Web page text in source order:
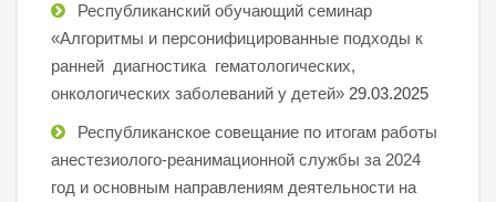
Республиканский обучающий семинар
«Алгоритмы и персонифицированные подходы к
ранней диагностика гематологических,
онкологических заболеваний у детей» 29.03.2025
Республиканское совещание по итогам работы
анестезиолого-реанимационной службы за 2024
год и основным направлениям деятельности на